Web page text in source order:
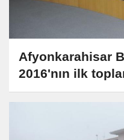
Afyonkarahisar
2016'nın ilk